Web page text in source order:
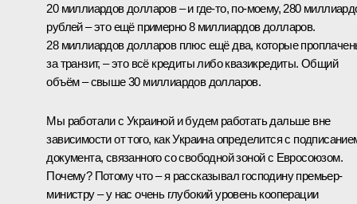
20 миллиардов долларов – и где‑то, по‑моему, 280
рублей – это ещё примерно 8 миллиардов долларов.
28 миллиардов долларов плюс ещё два, которые
за транзит, – это всё кредиты либо квазикредиты. Общий
объём – свыше 30 миллиардов долларов.
Мы работали с Украиной и будем работать дальше вне
зависимости от того, как Украина определится с
документа, связанного со свободной зоной с Евросоюзом.
Почему? Потому что – я рассказывал господину премьер-
министру – у нас очень глубокий уровень кооперации